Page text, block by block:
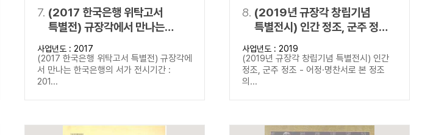
7. (2017 한국은행 위탁고서
특별전) 규장각에서 만나는
한국은행의 서가
사업년도 : 2017
(2017 한국은행 위탁고서 특별전) 규장각에
서 만나는 한국은행의 서가 전시기간 :
201...
8. (2019년 규장각 창립기념
특별전시) 인간 정조, 군주 정조 -
어정·명찬서로 본 정조의 삶과
이상
사업년도 : 2019
(2019년 규장각 창립기념 특별전시) 인간
정조, 군주 정조 - 어정·명찬서로 본 정조
의...